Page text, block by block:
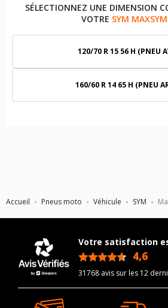
Accueil Pneus moto Véhicule SYM
SÉLECTIONNEZ UNE DIMENSION
VOTRE SYM
120/70 R 15 56 H (PNEU
160/60 R 14 65 H (PNEU
Votre satisfaction
4,6
31768 avis sur les 12